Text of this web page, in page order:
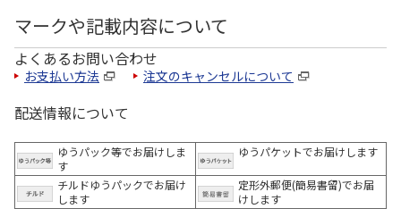
マークや記載内容について
よくあるお問い合わせ
お支払い方法 注文のキャンセルについて
配送情報について
ゆうパック等でお届けしま
す
ゆうパケットでお届けします
チルドゆうパックでお届け
します
定形外郵便(簡易書留)でお届
けします